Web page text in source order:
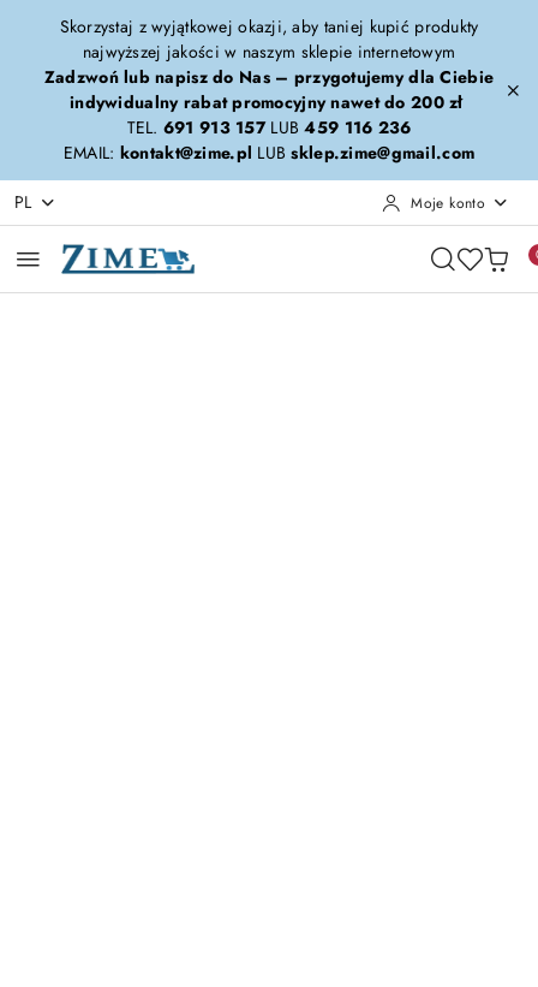
Przejdź do treści głównej
Przejdź do wyszukiwarki
Przejdź do moje konto
Przejdź do menu głównego
Przejdź do opisu produktu
Przejdź do stopki
Skorzystaj z wyjątkowej okazji, aby taniej kupić produkty
najwyższej jakości w naszym sklepie internetowym
Zadzwoń lub napisz do Nas – przygotujemy dla Ciebie
indywidualny rabat promocyjny nawet do 200 zł
TEL. 691 913 157LUB459 116 236
EMAIL: kontakt@zime.pl LUBsklep.zime@gmail.com
PL Moje konto